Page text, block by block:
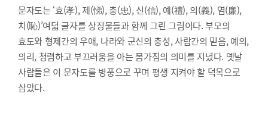
문자도는 ‘효(孝), 제(悌), 충(忠), 신(信), 예(禮), 의(義), 염(廉),
치(恥)’여덟 글자를 상징물들과 함께 그린 그림이다. 부모의
효도와 형제간의 우애, 나라와 군신의 충성, 사람간의 믿음, 예의,
의리, 청렴하고 부끄러움을 아는 몸가짐의 의미를 지녔다. 옛날
사람들은 이 문자도를 병풍으로 꾸며 평생 지켜야 할 덕목으로
삼았다.